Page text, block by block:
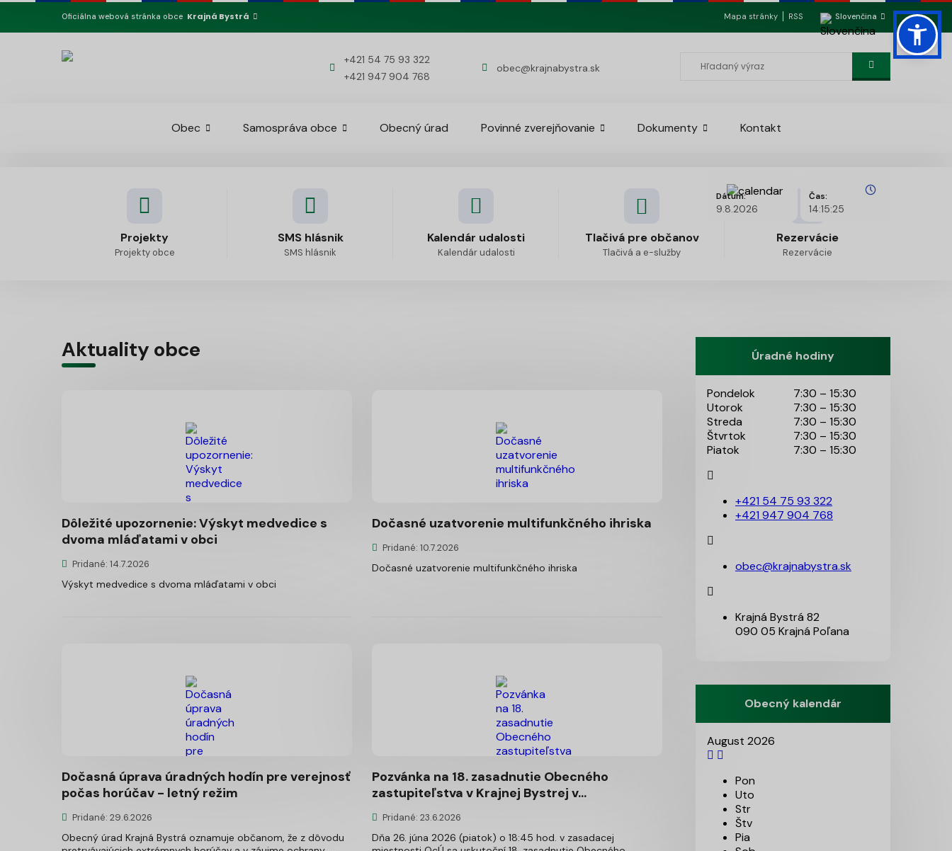
Oficiálna webová stránka obce Krajná Bystrá Mapa stránky RSS Slovenčina
+421 54 75 93 322
+421 947 904 768
obec@krajnabystra.sk
Obec Samospráva obce Obecný úrad Povinné zverejňovanie Dokumenty Kontakt
Dátum:
9.8.2026
Čas:
14:15:25
Projekty
Projekty obce
SMS hlásnik
SMS hlásnik
Kalendár udalosti
Kalendár udalosti
Tlačivá pre občanov
Tlačivá a e-služby
Rezervácie
Rezervácie
Aktuality obce
Dôležité upozornenie: Výskyt medvedice s
dvoma mláďatami v obci
Pridané: 14.7.2026
Výskyt medvedice s dvoma mláďatami v obci
Dočasné uzatvorenie multifunkčného ihriska
Pridané: 10.7.2026
Dočasné uzatvorenie multifunkčného ihriska
Dočasná úprava úradných hodín pre verejnosť
počas horúčav - letný režim
Pridané: 29.6.2026
Obecný úrad Krajná Bystrá oznamuje občanom, že z dôvodu
Pozvánka na 18. zasadnutie Obecného
zastupiteľstva v Krajnej Bystrej v...
Pridané: 23.6.2026
Dňa 26. júna 2026 (piatok) o 18:45 hod. v zasadacej
Úradné hodiny
Pondelok
7:30 – 15:30
Utorok
7:30 – 15:30
Streda
7:30 – 15:30
Štvrtok
7:30 – 15:30
Piatok
7:30 – 15:30
+421 54 75 93 322
+421 947 904 768
obec@krajnabystra.sk
Krajná Bystrá 82
090 05 Krajná Poľana
Obecný kalendár
August 2026
Pon
Uto
Str
Štv
Pia